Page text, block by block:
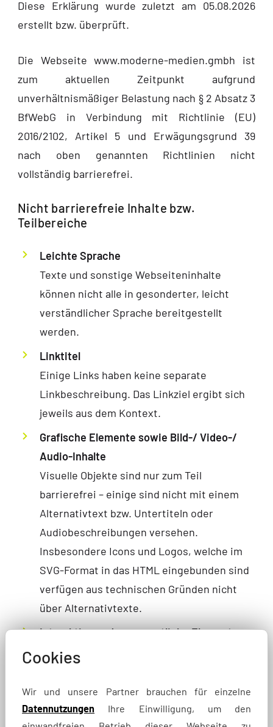
Diese Erklärung wurde zuletzt am 05.08.2026
erstellt bzw. überprüft.
Die Webseite www.moderne-medien.gmbh ist
zum aktuellen Zeitpunkt aufgrund
unverhältnismäßiger Belastung nach § 2 Absatz 3
BfWebG in Verbindung mit Richtlinie (EU)
2016/2102, Artikel 5 und Erwägungsgrund 39
nach oben genannten Richtlinien nicht
vollständig barrierefrei.
Nicht barrierefreie Inhalte bzw.
Teilbereiche
Leichte Sprache
Texte und sonstige Webseiteninhalte
können nicht alle in gesonderter, leicht
verständlicher Sprache bereitgestellt
werden.
Linktitel
Einige Links haben keine separate
Linkbeschreibung. Das Linkziel ergibt sich
jeweils aus dem Kontext.
Grafische Elemente sowie Bild-/ Video-/
Audio-Inhalte
Visuelle Objekte sind nur zum Teil
barrierefrei – einige sind nicht mit einem
Alternativtext bzw. Untertiteln oder
Audiobeschreibungen versehen.
Insbesondere Icons und Logos, welche im
SVG-Format in das HTML eingebunden sind
verfügen aus technischen Gründen nicht
über Alternativtexte.
Interaktive und unwesentliche Elemente
Elemente wie Bildergalerien, Akkordeon-
dekorative Gestaltungselemente sind nur
teilweise barrierefrei nutzbar.
Cookies
Wir und unsere Partner brauchen für einzelne
Datennutzungen Ihre Einwilligung, um den